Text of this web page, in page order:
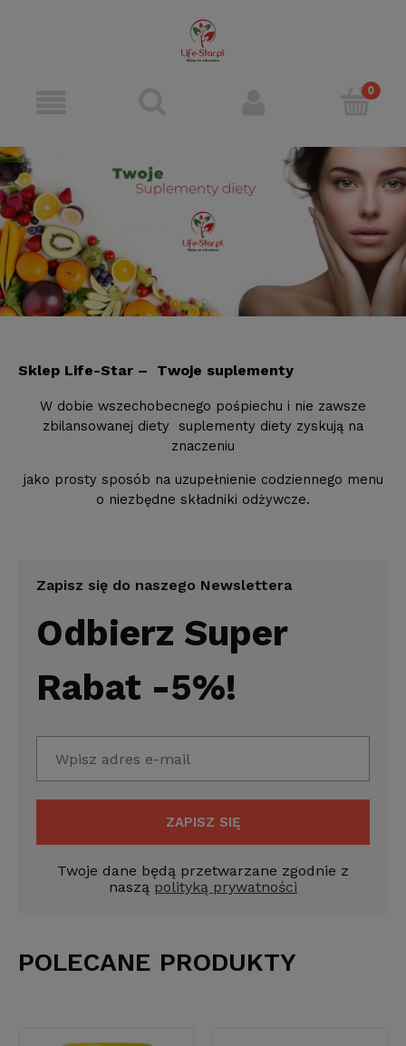
Sklep Life-Star – Twoje suplementy
W dobie wszechobecnego pośpiechu i nie zawsze
zbilansowanej diety suplementy diety zyskują na
znaczeniu
jako prosty sposób na uzupełnienie codziennego menu
o niezbędne składniki odżywcze.
Zapisz się do naszego Newslettera
Odbierz Super
Rabat -5%!
ZAPISZ SIĘ
Twoje dane będą przetwarzane zgodnie z
naszą polityką prywatności
POLECANE PRODUKTY